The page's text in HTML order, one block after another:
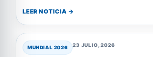
LEER NOTICIA →
MUNDIAL 2026 23 JULIO, 2026